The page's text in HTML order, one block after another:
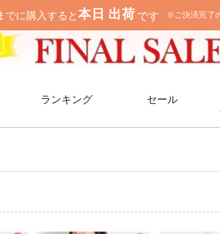
ランキング セール